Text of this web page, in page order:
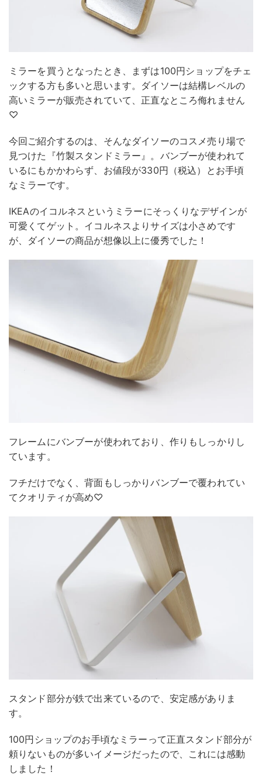
ミラーを買うとなったとき、まずは100円ショップをチェ
ックする方も多いと思います。ダイソーは結構レベルの
高いミラーが販売されていて、正直なところ侮れません
♡
今回ご紹介するのは、そんなダイソーのコスメ売り場で
見つけた『竹製スタンドミラー』。バンブーが使われて
いるにもかかわらず、お値段が330円（税込）とお手頃
なミラーです。
IKEAのイコルネスというミラーにそっくりなデザインが
可愛くてゲット。イコルネスよりサイズは小さめです
が、ダイソーの商品が想像以上に優秀でした！
フレームにバンブーが使われており、作りもしっかりし
ています。
フチだけでなく、背面もしっかりバンブーで覆われてい
てクオリティが高め♡
スタンド部分が鉄で出来ているので、安定感がありま
す。
100円ショップのお手頃なミラーって正直スタンド部分が
頼りないものが多いイメージだったので、これには感動
しました！